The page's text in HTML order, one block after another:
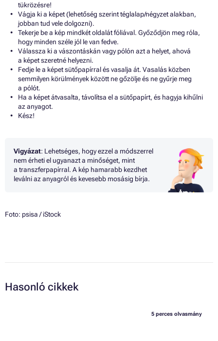
tükrözésre!
Vágja ki a képet (lehetőség szerint téglalap/négyzet alakban,
jobban tud vele dolgozni).
Tekerje be a kép mindkét oldalát fóliával. Győződjön meg róla,
hogy minden széle jól le van fedve.
Válassza ki a vászontáskán vagy pólón azt a helyet, ahová
a képet szeretné helyezni.
Fedje le a képet sütőpapírral és vasalja át. Vasalás közben
semmilyen körülmények között ne gőzölje és ne gyűrje meg
a pólót.
Ha a képet átvasalta, távolítsa el a sütőpapírt, és hagyja kihűlni
az anyagot.
Kész!
Vigyázat: Lehetséges, hogy ezzel a módszerrel
nem érheti el ugyanazt a minőséget, mint
a transzferpapírral. A kép hamarabb kezdhet
leválni az anyagról és kevesebb mosásig bírja.
Foto: psisa / iStock
Hasonló cikkek
5 perces olvasmány